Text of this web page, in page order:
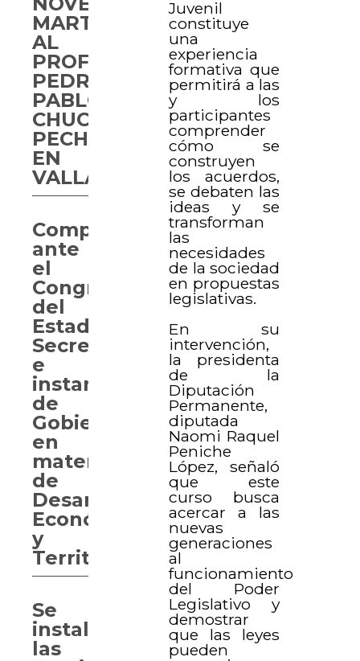
Juvenil
constituye
una
experiencia
formativa que
permitirá a las
y los
participantes
comprender
cómo se
construyen
los acuerdos,
se debaten las
ideas y se
transforman
las
necesidades
de la sociedad
en propuestas
legislativas.
En su
intervención,
la presidenta
de la
Diputación
Permanente,
diputada
Naomi Raquel
Peniche
López, señaló
que este
curso busca
acercar a las
nuevas
generaciones
al
funcionamiento
del Poder
Legislativo y
demostrar
que las leyes
pueden
MARTÍN”
AL
PROFESOR
PEDRO
PABLO
CHUC
PECH
EN
VALLADOLID
Comparecen
ante
el
Congreso
del
Estado
Secretarías
e
instancias
de
Gobierno
en
materia
de
Desarrollo
Económico
y
Territorial
Se
instalan
las